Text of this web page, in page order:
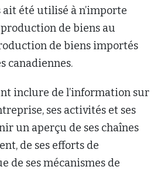
été utilisé à n’importe
de biens au
de biens importés
canadiennes.
inclure de l’information sur
ses activités et ses
un aperçu de ses chaînes
de ses efforts de
de ses mécanismes de